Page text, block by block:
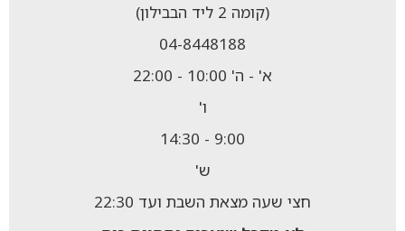
(קומה 2 ליד הבבילון)
04-8448188
א' - ה' 10:00 - 22:00
ו'
9:00 - 14:30
ש'
חצי שעה מצאת השבת ועד 22:30